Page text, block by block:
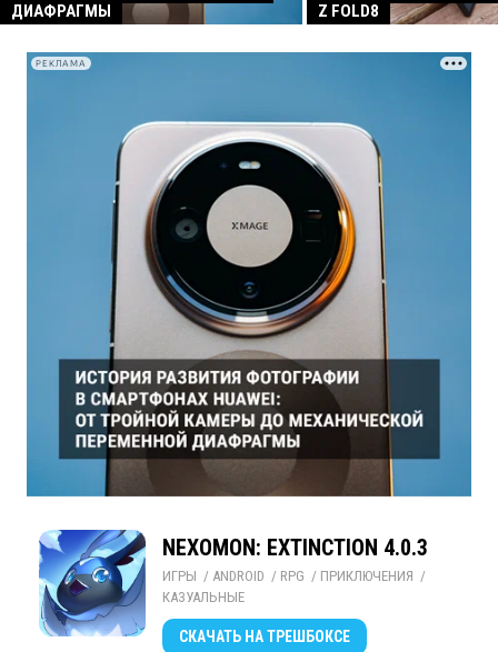
ДИАФРАГМЫ
Z FOLD8
РЕКЛАМА
NEXOMON: EXTINCTION 4.0.3
ИГРЫ / ANDROID / RPG / ПРИКЛЮЧЕНИЯ /
КАЗУАЛЬНЫЕ
СКАЧАТЬ НА ТРЕШБОКСЕ